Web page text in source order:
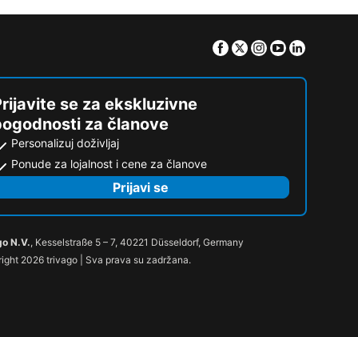
Facebook
TwitterInstagram
Youtube
se za ekskluzivne
za članove
Personalizuj doživljaj
Ponude za lojalnost i cene za članove
Prijavi se
N.V., Kesselstraße 5 – 7, 40221 Düsseldorf, Germany
2026 trivago | Sva prava su zadržana.